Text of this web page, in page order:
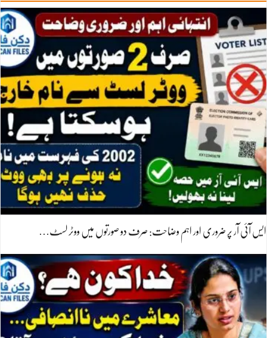
ایس آئی آر پر ضروری اور اہم وضاحت: صرف دو صورتوں میں ووٹر لسٹ…